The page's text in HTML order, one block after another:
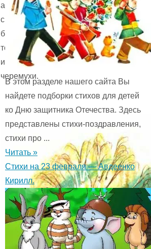
ароматной
смолой
березы,
тополя
или
черемухи.
В этом разделе нашего сайта Вы
найдете подборки стихов для детей
ко Дню защитника Отечества. Здесь
представлены стихи-поздравления,
стихи про ...
Читать »
Стихи на 23 февраля — Авдеенко
Кирилл.